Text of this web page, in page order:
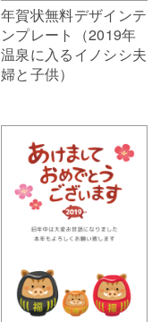
年賀状無料デザインテ
ンプレート（2019年
温泉に入るイノシシ夫
婦と子供）